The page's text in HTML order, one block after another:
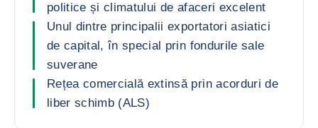
politice și climatului de afaceri excelent
Unul dintre principalii exportatori asiatici
de capital, în special prin fondurile sale
suverane
Rețea comercială extinsă prin acorduri de
liber schimb (ALS)